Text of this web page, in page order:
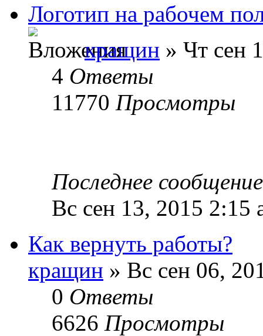
Логотип на рабочем
кращин » Чт сен
4 Ответы
11770 Просмотры
Последнее
Вс сен 13, 2015 2:15
Как вернуть работы?
кращин » Вс сен 06,
0 Ответы
6626 Просмотры